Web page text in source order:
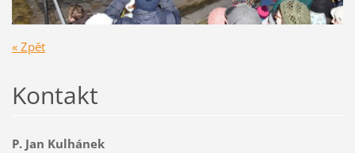
« Zpět
Kontakt
P. Jan Kulhánek